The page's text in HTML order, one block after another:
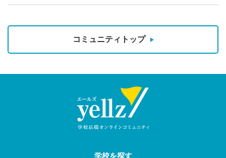
コミュニティトップ
学校を探す